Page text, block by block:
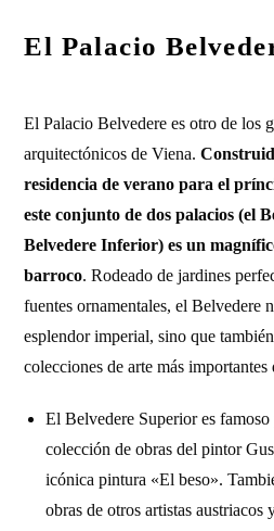
El Palacio
El Palacio Belvedere es otro de los
arquitectónicos de Viena.
residencia de verano para el
este conjunto de dos palacios (el
Belvedere Inferior) es un
barroco. Rodeado de jardines
fuentes ornamentales, el Belvedere
esplendor imperial, sino que
colecciones de arte más importantes
El Belvedere Superior es
colección de obras del pintor
icónica pintura «El beso».
obras de otros artistas austriacos